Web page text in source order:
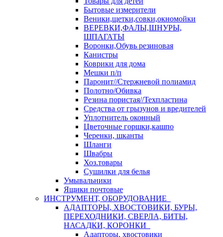
Бытовые измерители
Веники,щетки,совки,окномойки
ВЕРЕВКИ,ФАЛЫ,ШНУРЫ,
ШПАГАТЫ
Воронки,Обувь резиновая
Канистры
Коврики для дома
Мешки п/п
Паронит//Стержневой полиамид
Полотно/Обивка
Резина пористая//Техпластина
Средства от грызунов и вредителей
Уплотнитель оконный
Цветочные горшки,кашпо
Черенки, шканты
Шланги
Швабры
Хоз.товары
Сушилки для белья
Умывальники
Ящики почтовые
ИНСТРУМЕНТ, ОБОРУДОВАНИЕ
АДАПТОРЫ, ХВОСТОВИКИ, БУРЫ,
ПЕРЕХОДНИКИ, СВЕРЛА, БИТЫ,
НАСАДКИ, КОРОНКИ
Адапторы, хвостовики